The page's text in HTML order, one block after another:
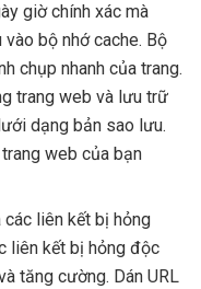
giờ chính xác mà
bộ nhớ cache. Bộ
chụp nhanh của trang.
trang web và lưu trữ
dạng bản sao lưu.
web của bạn
các liên kết bị hỏng
liên kết bị hỏng độc
tăng cường. Dán URL